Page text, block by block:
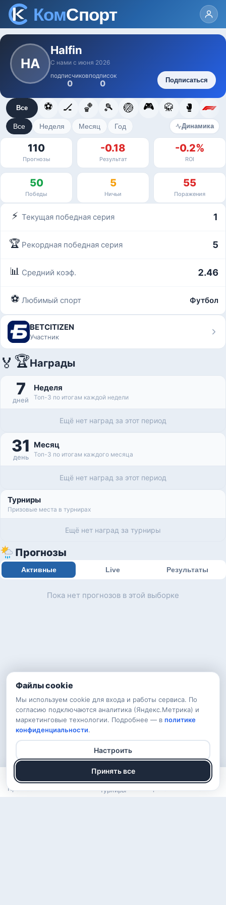
Файлы cookie
Мы используем cookie для входа и работы сервиса. По
согласию подключаются аналитика (Яндекс.Метрика) и
маркетинговые технологии. Подробнее — в политике
конфиденциальности.
Настроить
Принять все
HA
Halfin
С нами с июня 2026
подписчиков
0
подписок
0 Подписаться
Все ⚽ 🏒 🏀 🎾 🏐 🎮 🥋 🥊
Все Неделя Месяц Год Динамика
110
Прогнозы
-0.18
Результат
-0.2%
ROI
50
Победы
5
Ничьи
55
Поражения
⚡ Текущая победная серия 1
🏆 Рекордная победная серия 5
📊 Средний коэф. 2.46
⚽ Любимый спорт Футбол
BETCITIZEN
Участник
🏅 🏆Награды
7
дней
Неделя
Топ-3 по итогам каждой недели
Ещё нет наград за этот период
31
день
Месяц
Топ-3 по итогам каждого месяца
Ещё нет наград за этот период
Турниры
Призовые места в турнирах
Ещё нет наград за турниры
Прогнозы
Активные Live Результаты
Пока нет прогнозов в этой выборке
Прогнозы Рейтинг Турниры Арена Войти